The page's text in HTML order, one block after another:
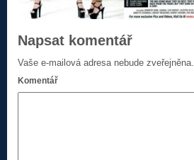
Napsat komentář
Vaše e-mailová adresa nebude zveřejněna.
Komentář